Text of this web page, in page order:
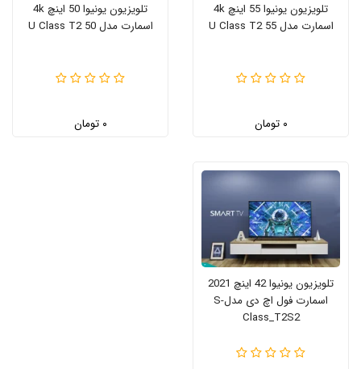
تلویزیون یونیوا 55 اینچ 4k
اسمارت مدل 55 U Class T2
۰ تومان
تلویزیون یونیوا 50 اینچ 4k
اسمارت مدل 50 U Class T2
۰ تومان
تلویزیون یونیوا 42 اینچ 2021
اسمارت فول اچ دی مدلS-
Class_T2S2